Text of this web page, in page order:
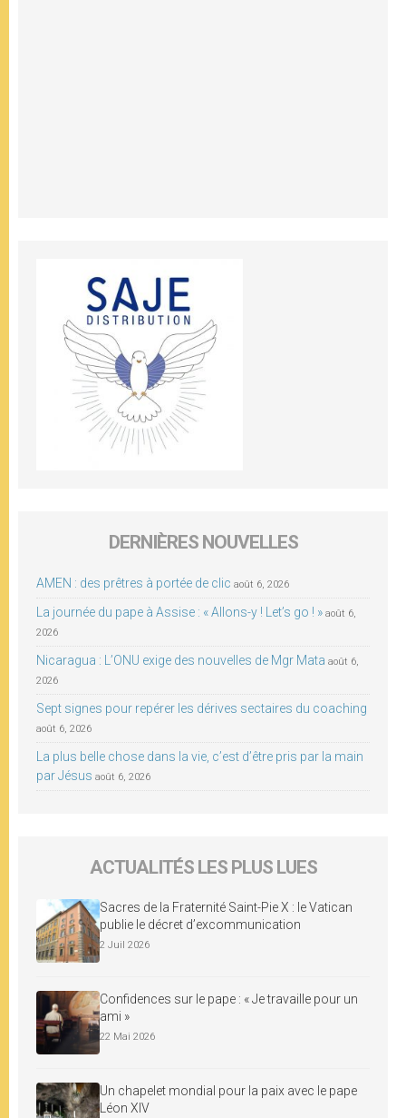
DERNIÈRES NOUVELLES
AMEN : des prêtres à portée de clic août 6, 2026
La journée du pape à Assise : « Allons-y ! Let’s go ! » août 6,
2026
Nicaragua : L’ONU exige des nouvelles de Mgr Mata août 6,
2026
Sept signes pour repérer les dérives sectaires du coaching
août 6, 2026
La plus belle chose dans la vie, c’est d’être pris par la main
par Jésus août 6, 2026
ACTUALITÉS LES PLUS LUES
Sacres de la Fraternité Saint-Pie X : le Vatican
publie le décret d’excommunication
2 Juil 2026
Confidences sur le pape : « Je travaille pour un
ami »
22 Mai 2026
Un chapelet mondial pour la paix avec le pape
Léon XIV